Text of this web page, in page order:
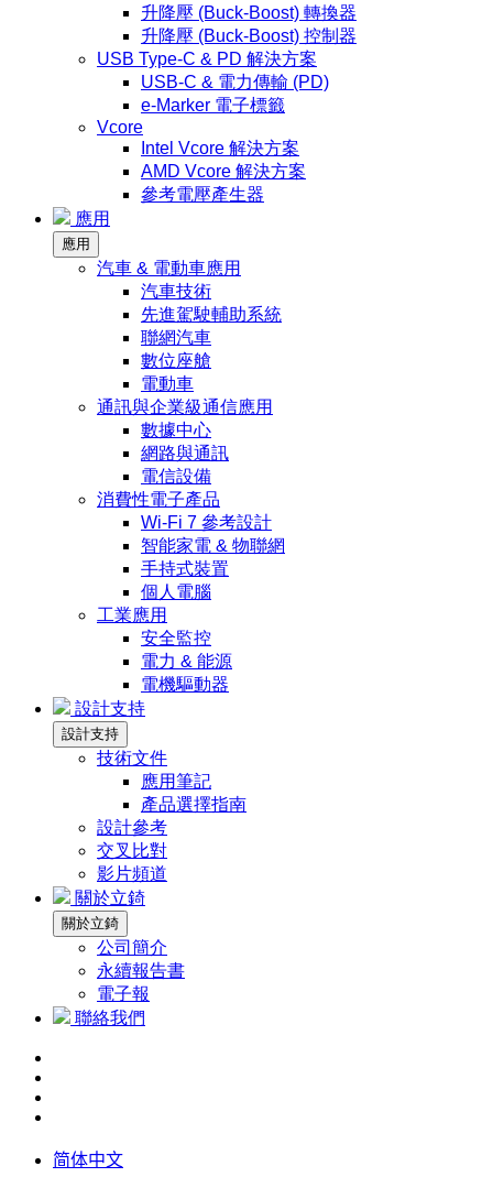
升降壓 (Buck-Boost) 轉換器
升降壓 (Buck-Boost) 控制器
USB Type-C & PD 解決方案
USB-C & 電力傳輸 (PD)
e-Marker 電子標籤
Vcore
Intel Vcore 解決方案
AMD Vcore 解決方案
參考電壓產生器
應用
應用
汽車 & 電動車應用
汽車技術
先進駕駛輔助系統
聯網汽車
數位座艙
電動車
通訊與企業級通信應用
數據中心
網路與通訊
電信設備
消費性電子產品
Wi-Fi 7 參考設計
智能家電 & 物聯網
手持式裝置
個人電腦
工業應用
安全監控
電力 & 能源
電機驅動器
設計支持
設計支持
技術文件
應用筆記
產品選擇指南
設計參考
交叉比對
影片頻道
關於立錡
關於立錡
公司簡介
永續報告書
電子報
聯絡我們
简体中文